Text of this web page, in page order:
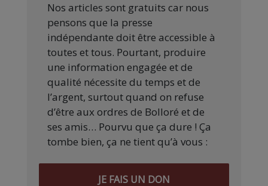
Nos articles sont gratuits car nous
pensons que la presse
indépendante doit être accessible à
toutes et tous. Pourtant, produire
une information engagée et de
qualité nécessite du temps et de
l’argent, surtout quand on refuse
d’être aux ordres de Bolloré et de
ses amis… Pourvu que ça dure ! Ça
tombe bien, ça ne tient qu’à vous :
JE FAIS UN DON